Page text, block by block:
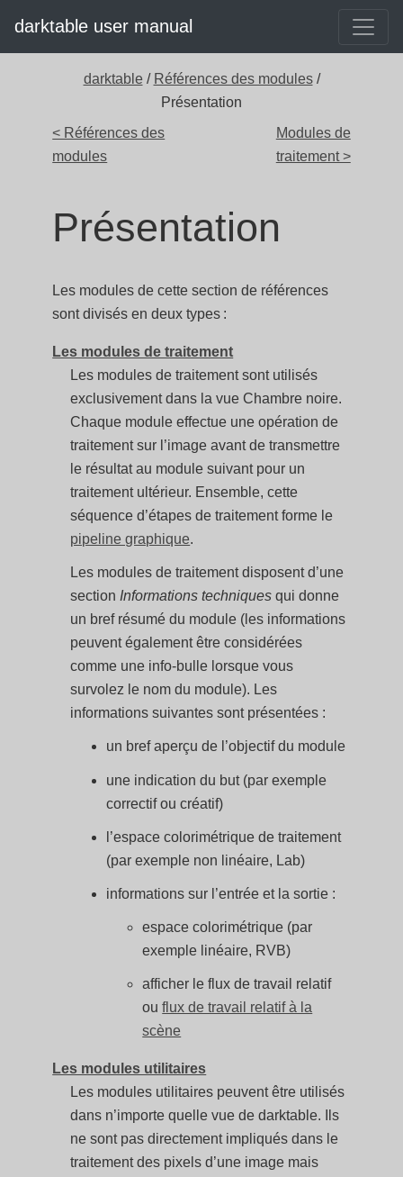
darktable user manual
darktable / Références des modules/
Présentation
< Références des
modules
Modules de
traitement >
Présentation
Les modules de cette section de références
sont divisés en deux types :
Les modules de traitement
Les modules de traitement sont utilisés
exclusivement dans la vue Chambre noire.
Chaque module effectue une opération de
traitement sur l’image avant de transmettre
le résultat au module suivant pour un
traitement ultérieur. Ensemble, cette
séquence d’étapes de traitement forme le
pipeline graphique.
Les modules de traitement disposent d’une
section Informations techniques qui donne
un bref résumé du module (les informations
peuvent également être considérées
comme une info-bulle lorsque vous
survolez le nom du module). Les
informations suivantes sont présentées :
un bref aperçu de l’objectif du module
une indication du but (par exemple
correctif ou créatif)
l’espace colorimétrique de traitement
(par exemple non linéaire, Lab)
informations sur l’entrée et la sortie :
espace colorimétrique (par
exemple linéaire, RVB)
afficher le flux de travail relatif
ouflux de travail relatif à la
scène
Les modules utilitaires
Les modules utilitaires peuvent être utilisés
dans n’importe quelle vue de darktable. Ils
ne sont pas directement impliqués dans le
traitement des pixels d’une image mais